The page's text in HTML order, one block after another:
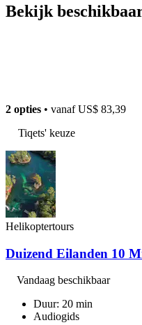
Bekijk
2 opties • vanafUS$ 83,39
Tiqets' keuze
Helikoptertours
Duizend Eilanden 10
Vandaag beschikbaar
Duur: 20 min
Audiogids